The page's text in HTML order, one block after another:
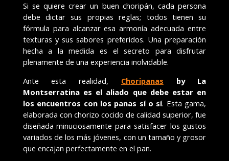
Si se quiere crear un buen choripán, cada persona
debe dictar sus propias reglas; todos tienen su
fórmula para alcanzar esa armonía adecuada entre
texturas y sus sabores preferidos. Una preparación
hecha a la medida es el secreto para disfrutar
plenamente de una experiencia inolvidable.
Ante esta realidad, Choripanas by La
Montserratina es el aliado que debe estar en
los encuentros con los panas sí o sí. Esta gama,
elaborada con chorizo cocido de calidad superior, fue
diseñada minuciosamente para satisfacer los gustos
variados de los más jóvenes, con un tamaño y grosor
que encajan perfectamente en el pan.